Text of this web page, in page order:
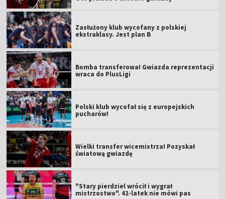
Zasłużony klub wycofany z polskiej
ekstraklasy. Jest plan B
Bomba transferowa! Gwiazda reprezentacji
wraca do PlusLigi
Polski klub wycofał się z europejskich
pucharów!
Wielki transfer wicemistrza! Pozyskał
światową gwiazdę
"Stary pierdziel wrócił i wygrał
mistrzostwo". 42-latek nie mówi pas